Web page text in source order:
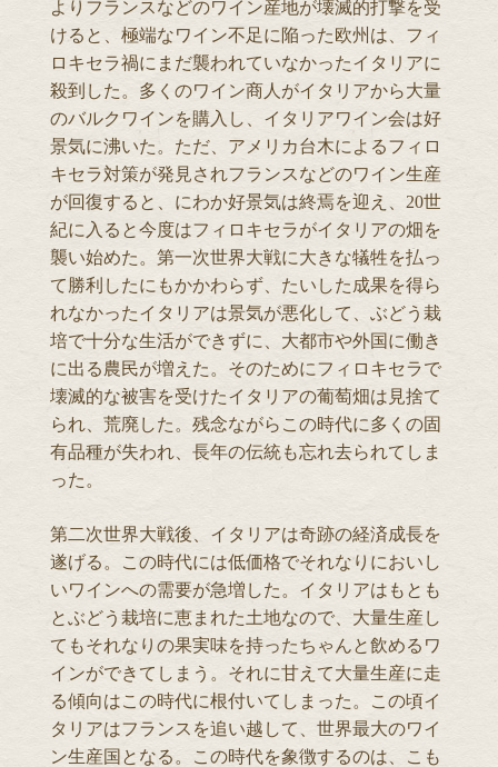
よりフランスなどのワイン産地が壊滅的打撃を受
けると、極端なワイン不足に陥った欧州は、フィ
ロキセラ禍にまだ襲われていなかったイタリアに
殺到した。多くのワイン商人がイタリアから大量
のバルクワインを購入し、イタリアワイン会は好
景気に沸いた。ただ、アメリカ台木によるフィロ
キセラ対策が発見されフランスなどのワイン生産
が回復すると、にわか好景気は終焉を迎え、20世
紀に入ると今度はフィロキセラがイタリアの畑を
襲い始めた。第一次世界大戦に大きな犠牲を払っ
て勝利したにもかかわらず、たいした成果を得ら
れなかったイタリアは景気が悪化して、ぶどう栽
培で十分な生活ができずに、大都市や外国に働き
に出る農民が増えた。そのためにフィロキセラで
壊滅的な被害を受けたイタリアの葡萄畑は見捨て
られ、荒廃した。残念ながらこの時代に多くの固
有品種が失われ、長年の伝統も忘れ去られてしま
った。
第二次世界大戦後、イタリアは奇跡の経済成長を
遂げる。この時代には低価格でそれなりにおいし
いワインへの需要が急増した。イタリアはもとも
とぶどう栽培に恵まれた土地なので、大量生産し
てもそれなりの果実味を持ったちゃんと飲めるワ
インができてしまう。それに甘えて大量生産に走
る傾向はこの時代に根付いてしまった。この頃イ
タリアはフランスを追い越して、世界最大のワイ
ン生産国となる。この時代を象徴するのは、こも